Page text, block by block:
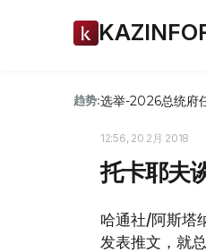
趋势:选举-2026总统府
12:56, 20 2月 2018
托卡耶夫
哈通社/阿斯塔
发表推文，就